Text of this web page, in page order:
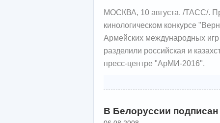
МОСКВА, 10 августа. /ТАСС/.
кинологическом конкурсе
Армейских международных
разделили российская и
пресс-центре "АрМИ-2016".
В Белоруссии